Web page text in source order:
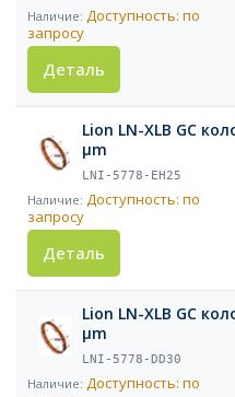
Доступность: по
запросу
Деталь
Lion LN-XLB GC
µm
LNI-5778-EH25
Доступность: по
запросу
Деталь
Lion LN-XLB GC
µm
LNI-5778-DD30
Доступность: по